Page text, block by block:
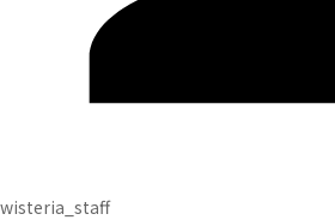
投
wisteria_staff